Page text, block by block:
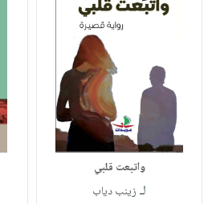
واتبعت قلبي
لـ زينب دياب